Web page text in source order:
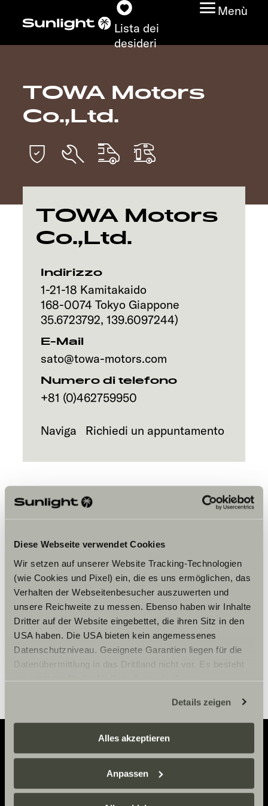
Diese Webseite verwendet Cookies
Wir setzen auf unserer Website Tracking-Technologien
(wie Cookies und Pixel) ein, die es uns ermöglichen, das
Verhalten der Webseitenbesucher auszuwerten und
unsere Reichweite zu messen. Ebenso haben wir Inhalte
Dritter auf der Website eingebettet, die ihren Sitz in den
USA haben. Die USA bieten kein angemessenes
Datenschutzniveau. Geeignete Garantien liegen für die
Datenübermittlung in das Drittland nicht vor. Es besteht
ein erhöhtes Risiko für Betroffene, da diesen
zustehen. Eingesetzte Dienstleister können Daten für
eigene Zwecke verarbeiten und mit anderen Daten
zusammenführen. Weitere Informationen finden Sie hier:
Datenschutzerklärung
einzelne Cookies/Dienste in den Einstellungen aus,
erteilen Sie uns Ihre Einwilligung zur Verarbeitung Ihrer
Details zeigen
Alles akzeptieren
Anpassen
Lista dei
desideri
Menù
Modelli
Trovate il vostro
Ricerca concessionari
Scoprire
Servizi
TOWA Motors
Co.,Ltd.
TOWA Motors
Co.,Ltd.
Indirizzo
1-21-18 Kamitakaido
168-0074 Tokyo Giappone
35.6723792, 139.6097244)
E-Mail
sato@towa-motors.com
Numero di telefono
+81 (0)462759950
Naviga Richiedi un appuntamento
Per visualizzare il contenuto,
accettare i cookies marketing.
Impostazioni Cookie
Adventure
Now.